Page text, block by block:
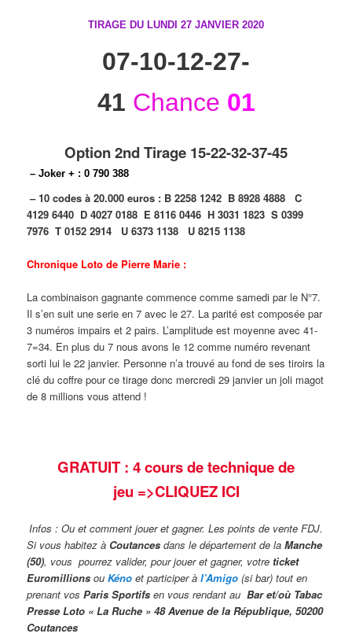
TIRAGE DU LUNDI 27 JANVIER 2020
07-10-12-27-
41 Chance 01
Option 2nd Tirage 15-22-32-37-45
– Joker + : 0 790 388
– 10 codes à 20.000 euros : B 2258 1242 B 8928 4888C
4129 6440 D 4027 0188 E 8116 0446H 3031 1823S 0399
7976T 0152 2914 U 6373 1138 U 8215 1138
Chronique Loto de Pierre Marie :
La combinaison gagnante commence comme samedi par le N°7.
Il s’en suit une serie en 7 avec le 27. La parité est composée par
3 numéros impairs et 2 pairs. L’amplitude est moyenne avec 41-
7=34. En plus du 7 nous avons le 12 comme numéro revenant
sorti lui le 22 janvier. Personne n’a trouvé au fond de ses tiroirs la
clé du coffre pour ce tirage donc mercredi 29 janvier un joli magot
de 8 millions vous attend !
GRATUIT : 4 cours de technique de
jeu =>CLIQUEZ ICI
Infos : Ou et comment jouer et gagner. Les points de vente FDJ.
Si vous habitez à Coutances dans le département de laManche
(50), vous pourrez valider,pour jouer et gagner, votre ticket
Euromillions ouKéno et participer àl’Amigo (si bar) tout en
prenant vosParis Sportifs en vous rendant au Bar et/où Tabac
Presse Loto « La Ruche » 48 Avenue de la République, 50200
Coutances